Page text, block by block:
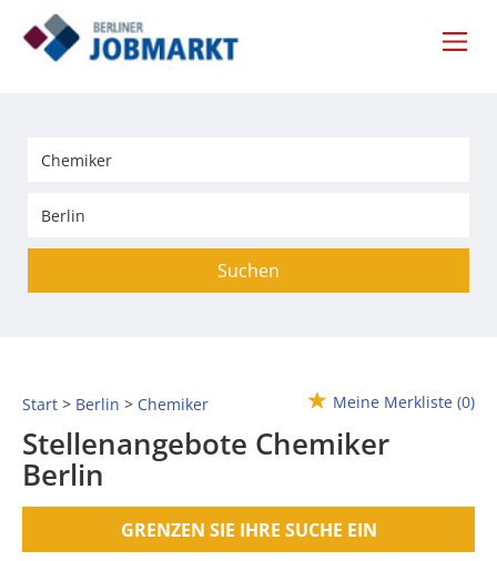
Suchen
Start Berlin Chemiker Meine Merkliste (0)
Stellenangebote Chemiker
Berlin
GRENZEN SIE IHRE SUCHE EIN